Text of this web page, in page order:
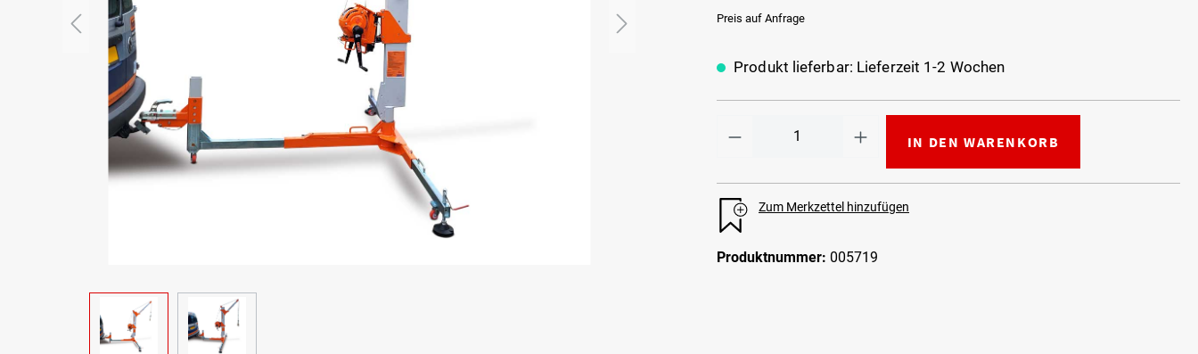
Preis auf Anfrage
Produkt lieferbar: Lieferzeit 1-2 Wochen
IN DEN WARENKORB
Zum Merkzettel hinzufügen
Produktnummer: 005719